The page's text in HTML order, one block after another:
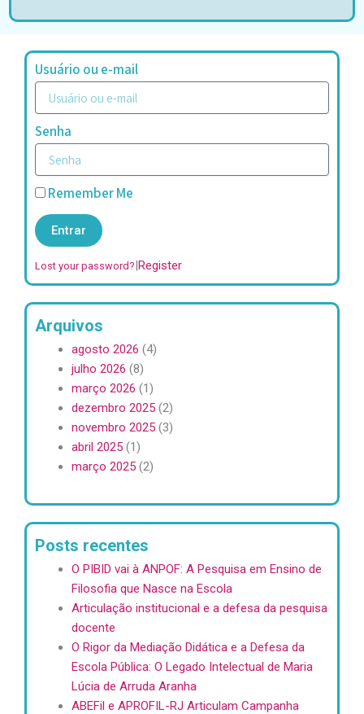
Usuário ou e-mail
Senha
Remember Me
Entrar
Lost your password?|Register
Arquivos
agosto 2026 (4)
julho 2026 (8)
março 2026 (1)
dezembro 2025 (2)
novembro 2025 (3)
abril 2025 (1)
março 2025 (2)
Posts recentes
O PIBID vai à ANPOF: A Pesquisa em Ensino de
Filosofia que Nasce na Escola
Articulação institucional e a defesa da pesquisa
docente
O Rigor da Mediação Didática e a Defesa da
Escola Pública: O Legado Intelectual de Maria
Lúcia de Arruda Aranha
ABEFil e APROFIL-RJ Articulam Campanha